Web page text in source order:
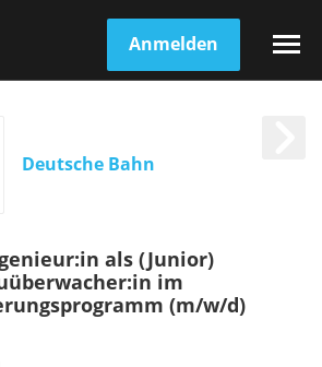
Anmelden
Deutsche Bahn
als (Junior)
im
(m/w/d)